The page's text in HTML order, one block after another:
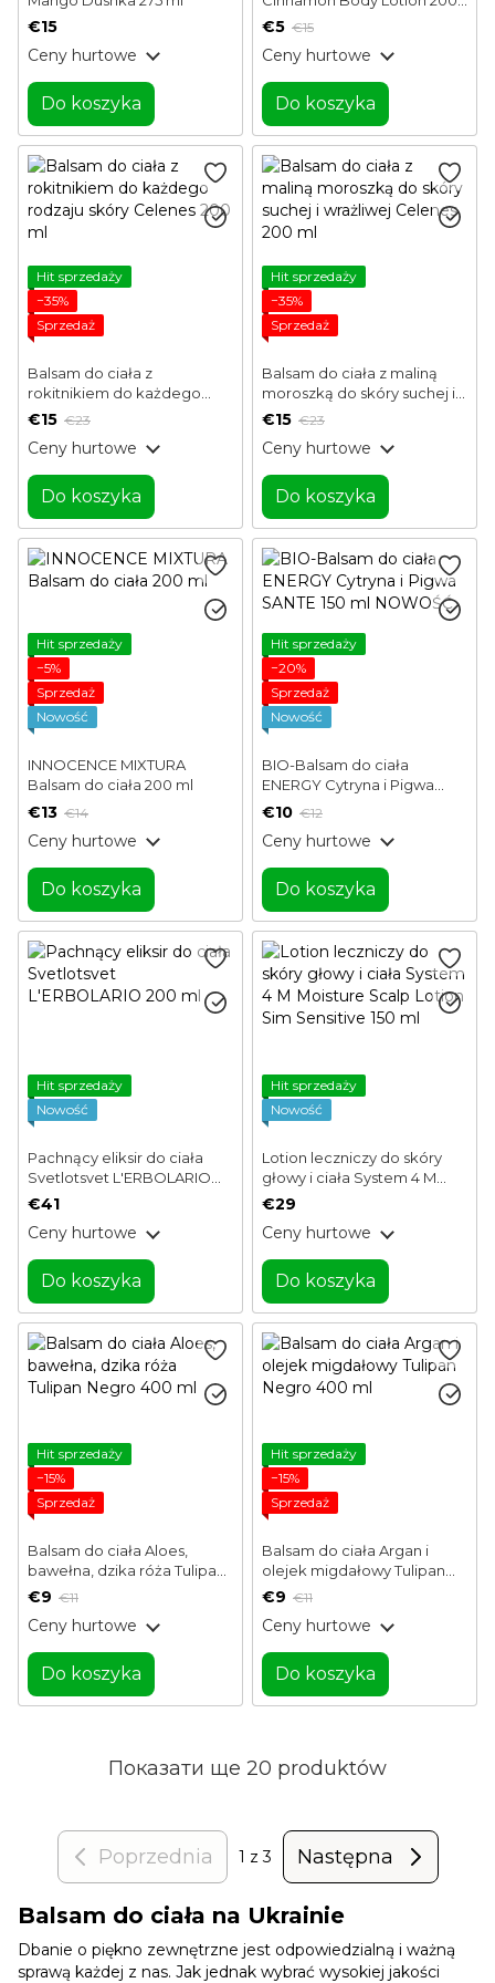
€15
Ceny hurtowe
Do koszyka
ml
€5 €15
Ceny hurtowe
Do koszyka
Hit sprzedaży
−35%
Sprzedaż
Balsam do ciała z
rokitnikiem do każdego
rodzaju skóry Celenes 200
€15 €23
Ceny hurtowe
Do koszyka
Hit sprzedaży
−35%
Sprzedaż
Balsam do ciała z maliną
moroszką do skóry suchej i
wrażliwej Celenes 200 ml
€15 €23
Ceny hurtowe
Do koszyka
Hit sprzedaży
−5%
Sprzedaż
Nowość
INNOCENCE MIXTURA
Balsam do ciała 200 ml
€13 €14
Ceny hurtowe
Do koszyka
Hit sprzedaży
−20%
Sprzedaż
Nowość
BIO-Balsam do ciała
ENERGY Cytryna i Pigwa
SANTE 150 ml NOWOŚĆ
€10 €12
Ceny hurtowe
Do koszyka
Hit sprzedaży
Nowość
Pachnący eliksir do ciała
Svetlotsvet L'ERBOLARIO
200 ml
€41
Ceny hurtowe
Do koszyka
Hit sprzedaży
Nowość
Lotion leczniczy do skóry
głowy i ciała System 4 M
Moisture Scalp Lotion Sim
€29
Ceny hurtowe
Do koszyka
Hit sprzedaży
−15%
Sprzedaż
Balsam do ciała Aloes,
bawełna, dzika róża Tulipan
Negro 400 ml
€9 €11
Ceny hurtowe
Do koszyka
Hit sprzedaży
−15%
Sprzedaż
Balsam do ciała Argan i
olejek migdałowy Tulipan
Negro 400 ml
€9 €11
Ceny hurtowe
Do koszyka
Показати ще 20 produktów
Poprzednia 1 z 3 Następna
Balsam do ciała na Ukrainie
Dbanie o piękno zewnętrzne jest odpowiedzialną i ważną
sprawą każdej z nas. Jak jednak wybrać wysokiej jakości